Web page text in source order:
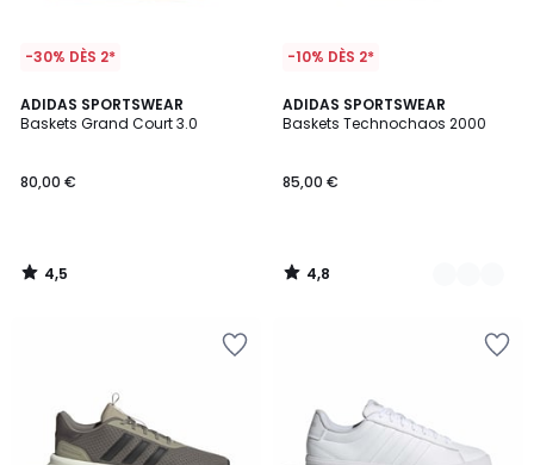
-30% DÈS 2*
ADIDAS SPORTSWEAR
Baskets Grand Court 3.0
80,00 €
4,5
/ 5
4,5
/
-10% DÈS 2*
ADIDAS SPORTSWEAR
Baskets Technochaos 2000
85,00 €
4,8
/ 5
2
Couleurs
4,8
/